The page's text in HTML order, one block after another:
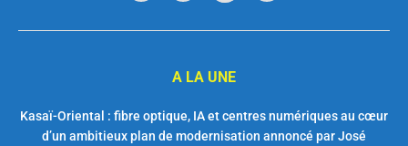
A LA UNE
Kasaï-Oriental : fibre optique, IA et centres numériques au cœur
d’un ambitieux plan de modernisation annoncé par José